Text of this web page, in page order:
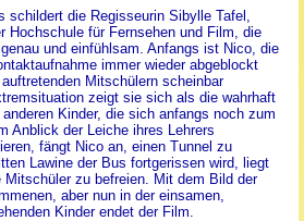
schildert die Regisseurin Sibylle Tafel,
Hochschule für Fernsehen und Film, die
und einfühlsam. Anfangs ist Nico, die
immer wieder abgeblockt
Mitschülern scheinbar
zeigt sie sich als die wahrhaft
Kinder, die sich anfangs noch zum
Anblick der Leiche ihres Lehrers
fängt Nico an, einen Tunnel zu
Lawine der Bus fortgerissen wird, liegt
Mitschüler zu befreien. Mit dem Bild der
aber nun in der einsamen,
Kinder endet der Film.